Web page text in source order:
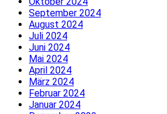
September 2024
August 2024
Juli 2024
Juni 2024
Mai 2024
April 2024
März 2024
Februar 2024
Januar 2024